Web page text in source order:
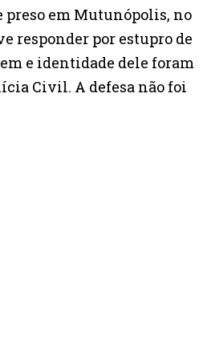
preso em Mutunópolis, no
responder por estupro de
e identidade dele foram
Civil. A defesa não foi